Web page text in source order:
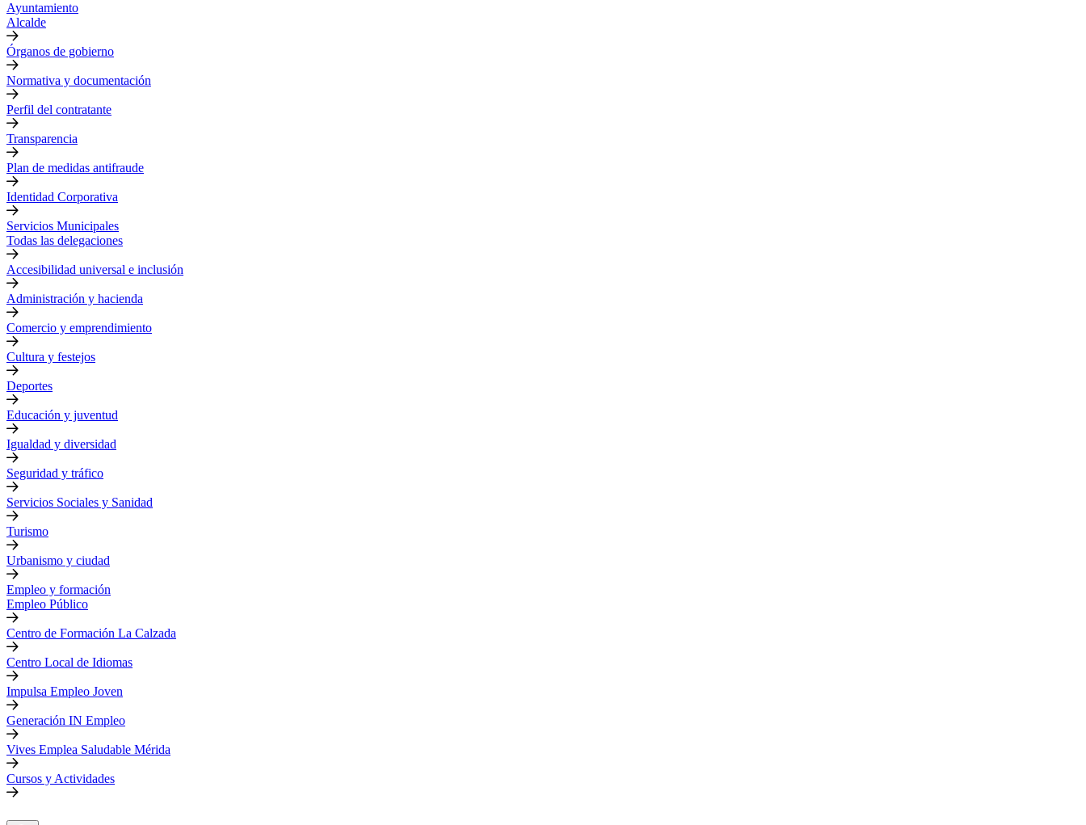
Ayuntamiento
Alcalde
Órganos de gobierno
Normativa y documentación
Perfil del contratante
Transparencia
Plan de medidas antifraude
Identidad Corporativa
Servicios Municipales
Todas las delegaciones
Accesibilidad universal e inclusión
Administración y hacienda
Comercio y emprendimiento
Cultura y festejos
Deportes
Educación y juventud
Igualdad y diversidad
Seguridad y tráfico
Servicios Sociales y Sanidad
Turismo
Urbanismo y ciudad
Empleo y formación
Empleo Público
Centro de Formación La Calzada
Centro Local de Idiomas
Impulsa Empleo Joven
Generación IN Empleo
Vives Emplea Saludable Mérida
Cursos y Actividades